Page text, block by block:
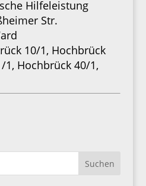
Hilfeleistung
Str.
10/1, Hochbrück
1, Hochbrück 40/1,
Suchen